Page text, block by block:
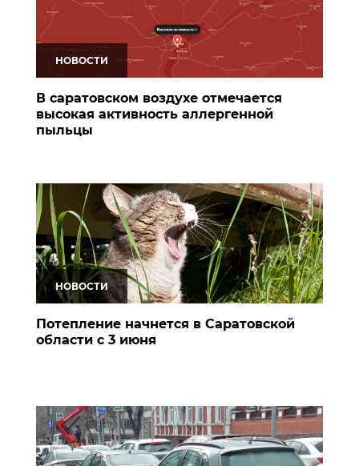
НОВОСТИ
В саратовском воздухе отмечается
высокая активность аллергенной
пыльцы
НОВОСТИ
Потепление начнется в Саратовской
области с 3 июня